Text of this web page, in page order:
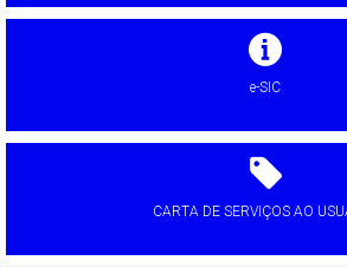
e-SIC
CARTA DE SERVIÇOS AO